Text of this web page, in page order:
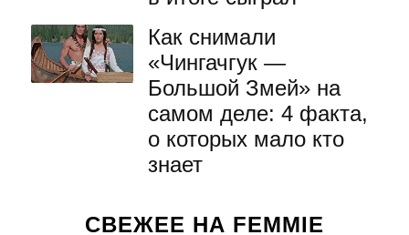
Как снимали
«Чингачгук —
Большой Змей» на
самом деле: 4 факта,
о которых мало кто
знает
СВЕЖЕЕ НА FEMMIE